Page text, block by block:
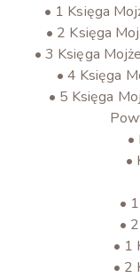
• 1 Księga
• 2 Księga
• 3 Księga
• 4 Księga
• 5 Księga
•
•
•
•
• 1
• 2